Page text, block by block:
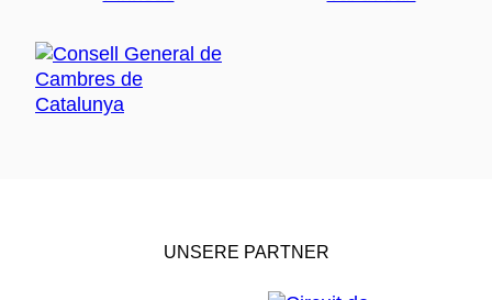
UNSERE PARTNER